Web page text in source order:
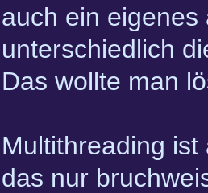
auch ein
unterschiedlich
Das wollte man
Multithreading
das nur